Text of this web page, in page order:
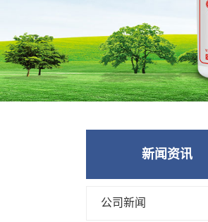
新闻资讯
公司新闻